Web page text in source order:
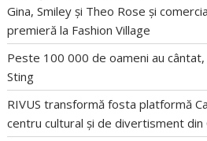
Gina, Smiley și Theo Rose și
premieră la Fashion Village
Peste 100 000 de oameni au
Sting
RIVUS transformă fosta platformă
centru cultural și de divertisment din